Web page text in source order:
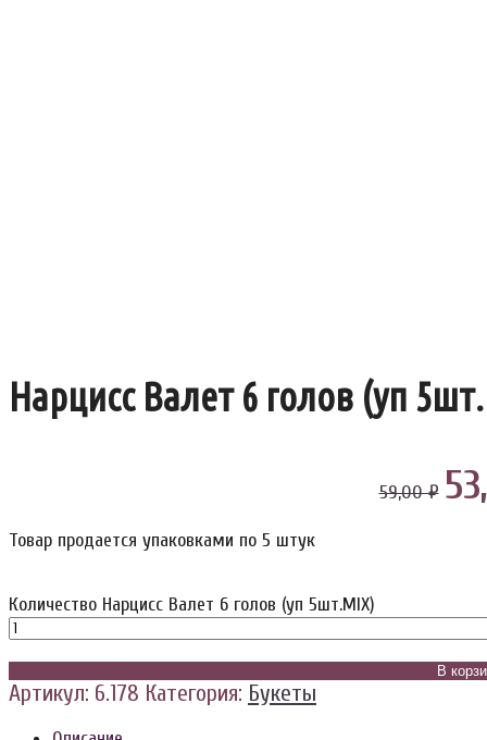
Нарцисс Валет 6 голов (уп
59,00 ₽
Товар продается упаковками по 5 штук
Количество Нарцисс Валет 6 голов (уп 5шт.MIX)
В
Артикул: 6.178 Категория: Букеты